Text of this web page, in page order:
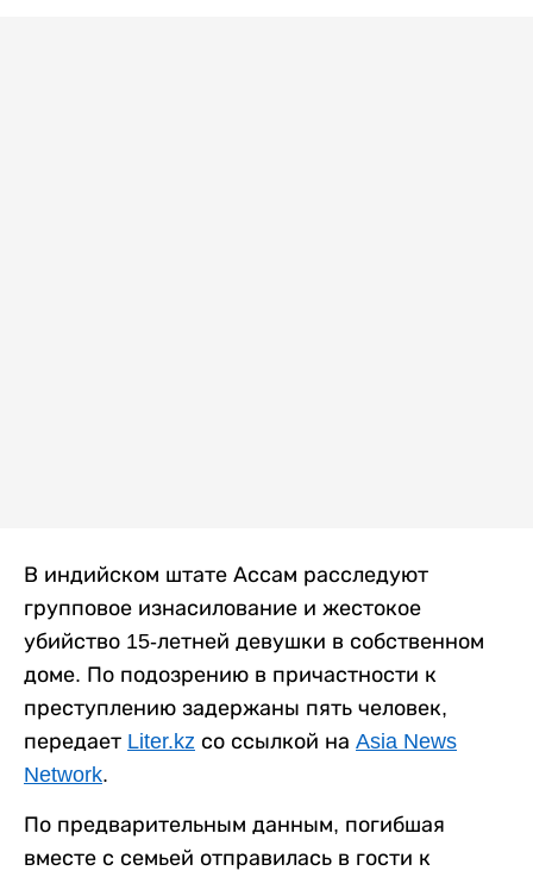
В индийском штате Ассам расследуют
групповое изнасилование и жестокое
убийство 15-летней девушки в собственном
доме. По подозрению в причастности к
преступлению задержаны пять человек,
передает Liter.kz со ссылкой на Asia News
Network.
По предварительным данным, погибшая
вместе с семьей отправилась в гости к